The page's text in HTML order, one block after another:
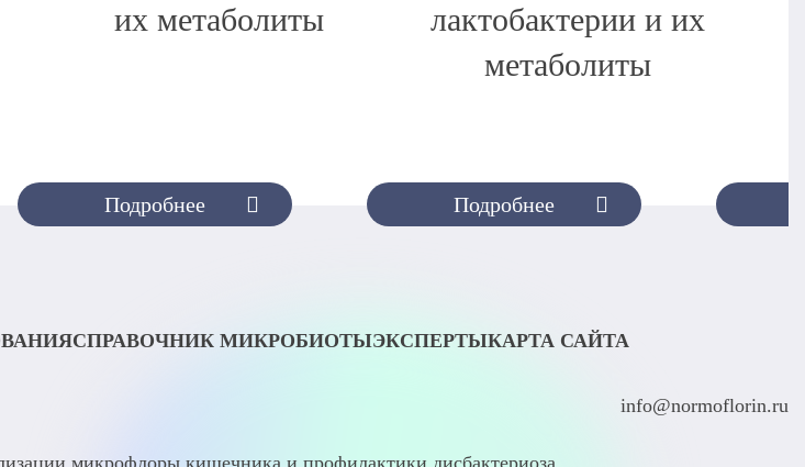
Подробнее
их метаболиты
Подробнее
лактобактерии и их
метаболиты
СПРАВОЧНИК МИКРОБИОТЫЭКСПЕРТЫКАРТА САЙТА
info@normoflorin.ru